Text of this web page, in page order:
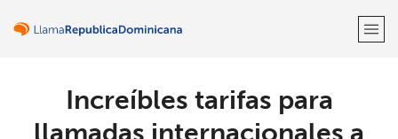
¡Bienvenido!
Increíbles tarifas para